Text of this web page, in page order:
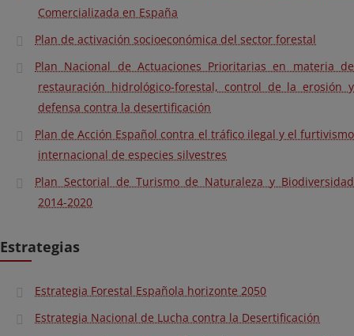
Comercializada en España
Plan de activación socioeconómica del sector forestal
Plan Nacional de Actuaciones Prioritarias en materia de
restauración hidrológico-forestal, control de la erosión y
defensa contra la desertificación
Plan de Acción Español contra el tráfico ilegal y el furtivismo
internacional de especies silvestres
Plan Sectorial de Turismo de Naturaleza y Biodiversidad
2014-2020
Estrategias
Estrategia Forestal Española horizonte 2050
Estrategia Nacional de Lucha contra la Desertificación